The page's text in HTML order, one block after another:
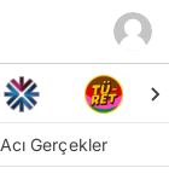
Acı Gerçekler